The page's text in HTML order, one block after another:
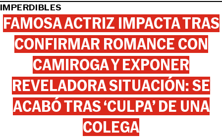
IMPERDIBLES
FAMOSA ACTRIZ IMPACTA TRAS
CONFIRMAR ROMANCE CON
CAMIROGA Y EXPONER
REVELADORA SITUACIÓN: SE
ACABÓ TRAS ‘CULPA’ DE UNA
COLEGA